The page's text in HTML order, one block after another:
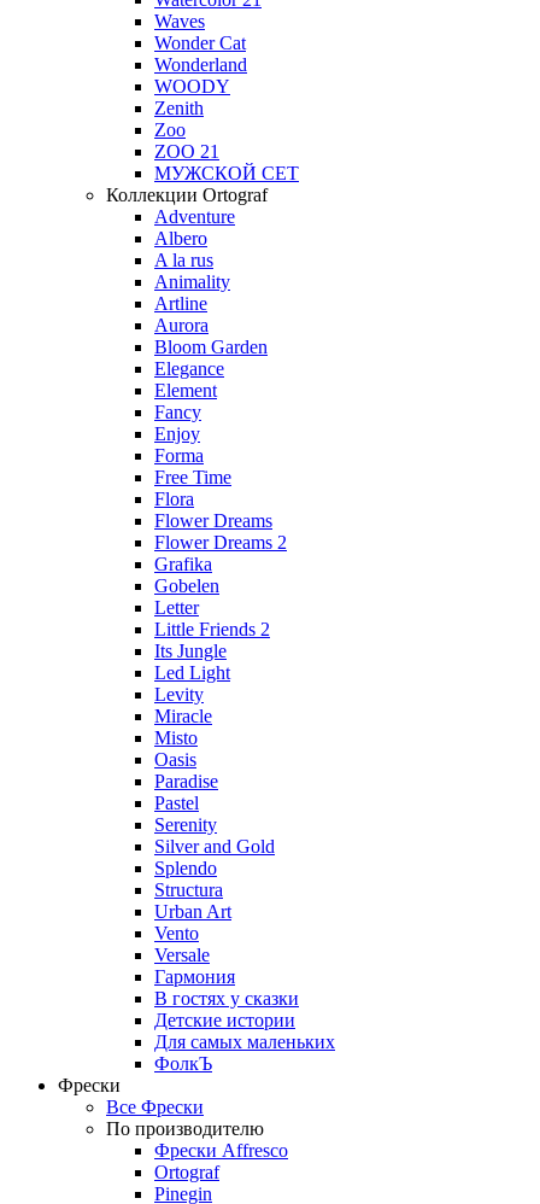
Waves
Wonder Cat
Wonderland
WOODY
Zenith
Zoo
ZOO 21
МУЖСКОЙ СЕТ
Коллекции Ortograf
Adventure
Albero
A la rus
Animality
Artline
Aurora
Bloom Garden
Elegance
Element
Fancy
Enjoy
Forma
Free Time
Flora
Flower Dreams
Flower Dreams 2
Grafika
Gobelen
Letter
Little Friends 2
Its Jungle
Led Light
Levity
Miracle
Misto
Oasis
Paradise
Pastel
Serenity
Silver and Gold
Splendo
Structura
Urban Art
Vento
Versale
Гармония
В гостях у сказки
Детские истории
Для самых маленьких
ФолкЪ
Фрески
Все Фрески
По производителю
Фрески Affresco
Ortograf
Pinegin